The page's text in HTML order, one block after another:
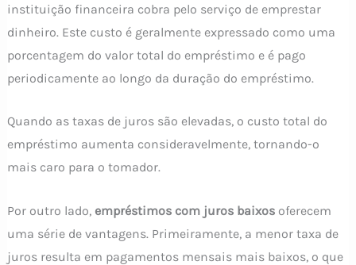
instituição financeira cobra pelo serviço de emprestar
dinheiro. Este custo é geralmente expressado como uma
porcentagem do valor total do empréstimo e é pago
periodicamente ao longo da duração do empréstimo.
Quando as taxas de juros são elevadas, o custo total do
empréstimo aumenta consideravelmente, tornando-o
mais caro para o tomador.
Por outro lado, empréstimos com juros baixosoferecem
uma série de vantagens. Primeiramente, a menor taxa de
juros resulta em pagamentos mensais mais baixos, o que